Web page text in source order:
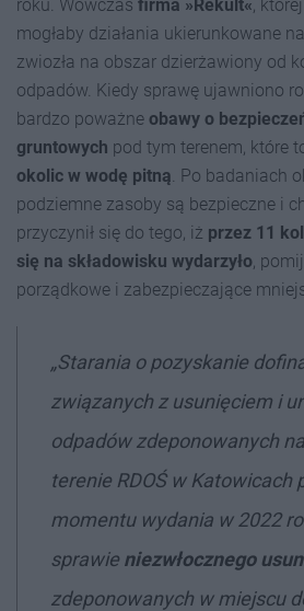
roku. Wówczas firma »Rekult« ,
mogłaby działania ukierunkowane
zwiozła na obszar dzierżawiony od
odpadów. Kiedy sprawę ujawniono
bardzo poważne obawy o
gruntowych pod tym terenem, które
okolic w wodę pitną . Po badaniach
podziemne zasoby są bezpieczne i
przyczynił się do tego, iż przez 11
się na składowisku wydarzyło ,
porządkowe i zabezpieczające
„Starania o pozyskanie
związanych z usunięciem i
odpadów zdeponowanych
terenie RDOŚ w Katowicach
momentu wydania w 2022
sprawie niezwłocznego
zdeponowanych w miejscu